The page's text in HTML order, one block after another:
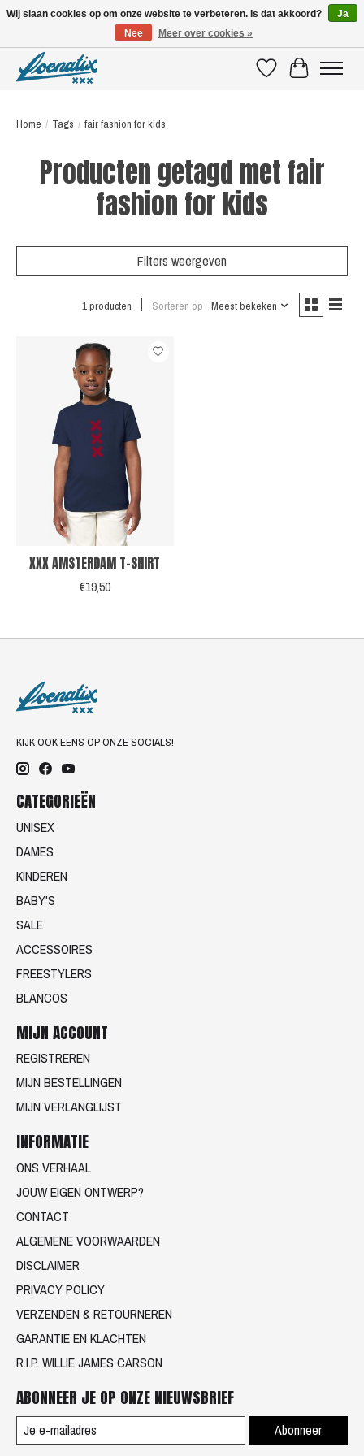
VerlanglijstWinkelwagen
Home / Tags / fair fashion for kids
Producten getagd met fair
fashion for kids
Filters weergeven
1 producten Sorteren op Meest bekeken
XXX AMSTERDAM T-SHIRT
€19,50
KIJK OOK EENS OP ONZE SOCIALS!
CATEGORIEËN
UNISEX
DAMES
KINDEREN
BABY'S
SALE
ACCESSOIRES
FREESTYLERS
BLANCOS
MIJN ACCOUNT
REGISTREREN
MIJN BESTELLINGEN
MIJN VERLANGLIJST
INFORMATIE
ONS VERHAAL
JOUW EIGEN ONTWERP?
CONTACT
ALGEMENE VOORWAARDEN
DISCLAIMER
PRIVACY POLICY
VERZENDEN & RETOURNEREN
GARANTIE EN KLACHTEN
R.I.P. WILLIE JAMES CARSON
ABONNEER JE OP ONZE NIEUWSBRIEF
Abonneer
Wij slaan cookies op om onze website te verbeteren. Is dat akkoord?
Ja
Nee
Meer over cookies »